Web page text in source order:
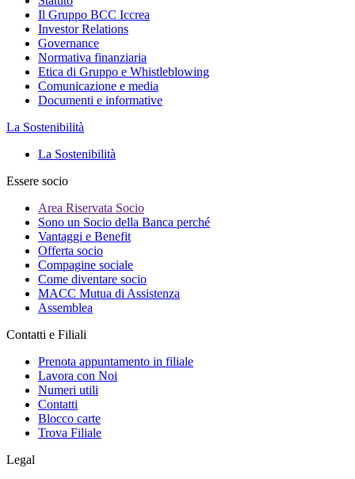
Il Gruppo BCC Iccrea
Investor Relations
Governance
Normativa finanziaria
Etica di Gruppo e Whistleblowing
Comunicazione e media
Documenti e informative
La Sostenibilità
La Sostenibilità
Essere socio
Area Riservata Socio
Sono un Socio della Banca perché
Vantaggi e Benefit
Offerta socio
Compagine sociale
Come diventare socio
MACC Mutua di Assistenza
Assemblea
Contatti e Filiali
Prenota appuntamento in filiale
Lavora con Noi
Numeri utili
Contatti
Blocco carte
Trova Filiale
Legal